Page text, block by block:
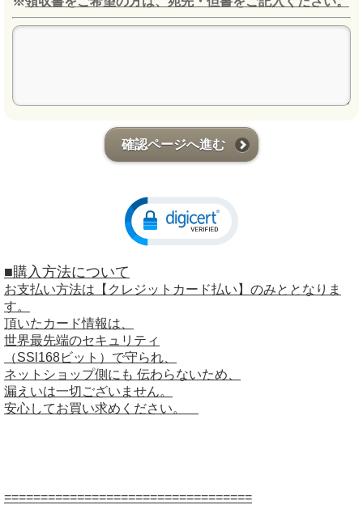
確認ページへ進む
■購入方法について
お支払い方法は【クレジットカード払い】のみととなりま
す。
頂いたカード情報は、
世界最先端のセキュリティ
（SSl168ビット）で守られ、
ネットショップ側にも 伝わらないため、
漏えいは一切ございません。
安心してお買い求めください。
==================================